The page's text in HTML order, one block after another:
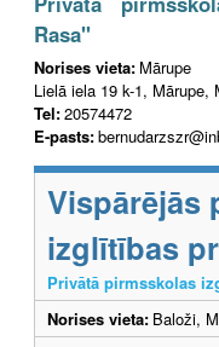
Rasa"
Norises vieta: Mārupe
Lielā iela 19 k-1, Mārupe,
Tel:20574472
E-pasts:
Vispārējās
izglītības
Privātā pirmsskolas
Norises vieta: Baloži,